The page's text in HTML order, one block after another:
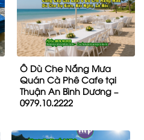
Ô Dù Che Nắng Mưa
Quán Cà Phê Cafe tại
Thuận An Bình Dương –
0979.10.2222